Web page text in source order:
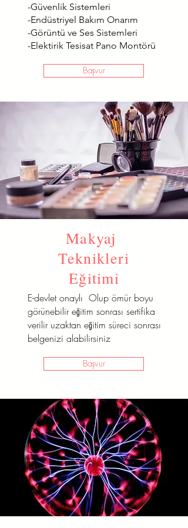
-Güvenlik Sistemleri
-Endüstriyel Bakım Onarım
-Görüntü ve Ses Sistemleri
-Elektirik Tesisat Pano Montörü
Başvur
Makyaj
Teknikleri
Eğitimi
E-devlet onaylı Olup ömür boyu
görünebilir eğitim sonrası sertifika
verilir uzaktan eğitim süreci sonrası
belgenizi alabilirsiniz
Başvur